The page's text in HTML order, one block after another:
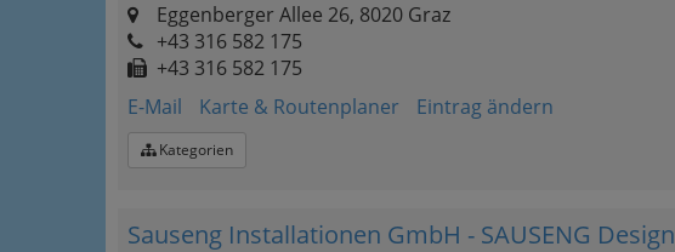
Eggenberger Allee 26, 8020 Graz
+43 316 582 175
+43 316 582 175
E-Mail
Karte & Routenplaner Eintrag ändern
Kategorien
Sauseng Installationen GmbH - SAUSENG Design